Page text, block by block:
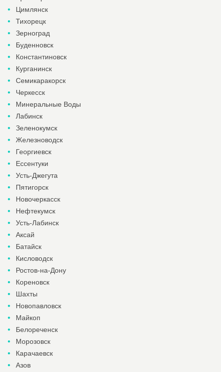
Цимлянск
Тихорецк
Зерноград
Буденновск
Константиновск
Курганинск
Семикаракорск
Черкесск
Минеральные Воды
Лабинск
Зеленокумск
Железноводск
Георгиевск
Ессентуки
Усть-Джегута
Пятигорск
Новочеркасск
Нефтекумск
Усть-Лабинск
Аксай
Батайск
Кисловодск
Ростов-на-Дону
Кореновск
Шахты
Новопавловск
Майкоп
Белореченск
Морозовск
Карачаевск
Азов